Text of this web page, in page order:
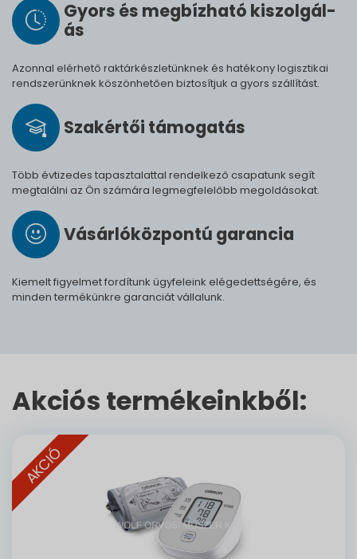
Gyors és meg­bíz­ha­tó ki­szol­gál­
ás
Azonnal elérhető raktárkészletünknek és hatékony logisztikai
rendszerünknek köszönhetően biztosítjuk a gyors szállítást.
Szak­értői tá­mo­ga­tás
Több évtizedes tapasztalattal rendelkező csapatunk segít
megtalálni az Ön számára legmegfelelőbb megoldásokat.
Vásárló­köz­pontú ga­ran­cia
Kiemelt figyelmet fordítunk ügyfeleink elégedettségére, és
minden termékünkre garanciát vállalunk.
Akciós termékeinkből:
AKCIÓ